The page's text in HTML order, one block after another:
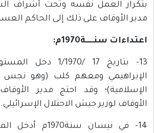
بتكرار العمل نفسه وتحت أشراف
مدير الأوقاف على ذلك إلى الحاكم
اعتداءات سنـــــة1970م:
13- بتاريخ 17 /1/
الإبراهيمي ومعهم كلب (وهو
الإسلامية)؛ وقد احتج مدير
الأوقاف لوزير جيش الاحتلال الإسرائيلي.
14- في نيسان